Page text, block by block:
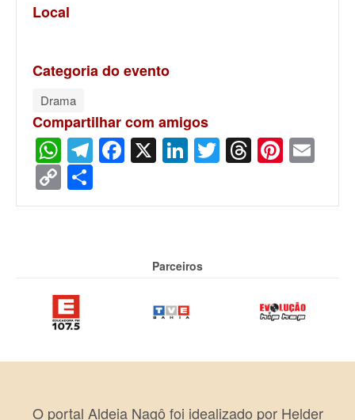
Local
Categoria do evento
Drama
Compartilhar com amigos
WhatsApp
Telegram
Facebook
X LinkedIn
Twitter
Threads
Copy
Link
Parceiros
O portal Aldeia Nagô foi idealizado por Helder